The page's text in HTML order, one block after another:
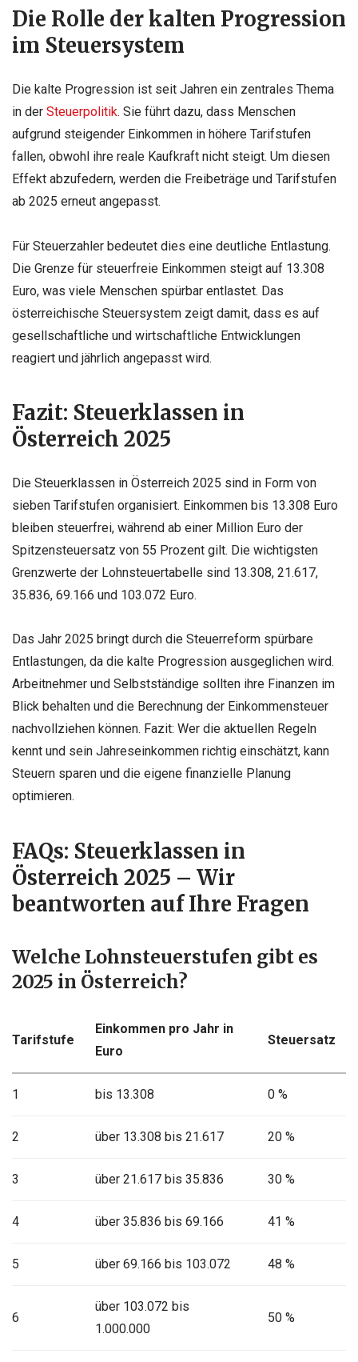
Die Rolle der kalten Progression
im Steuersystem
Die kalte Progression ist seit Jahren ein zentrales Thema
in der Steuerpolitik. Sie führt dazu, dass Menschen
aufgrund steigender Einkommen in höhere Tarifstufen
fallen, obwohl ihre reale Kaufkraft nicht steigt. Um diesen
Effekt abzufedern, werden die Freibeträge und Tarifstufen
ab 2025 erneut angepasst.
Für Steuerzahler bedeutet dies eine deutliche Entlastung.
Die Grenze für steuerfreie Einkommen steigt auf 13.308
Euro, was viele Menschen spürbar entlastet. Das
österreichische Steuersystem zeigt damit, dass es auf
gesellschaftliche und wirtschaftliche Entwicklungen
reagiert und jährlich angepasst wird.
Fazit: Steuerklassen in
Österreich 2025
Die Steuerklassen in Österreich 2025 sind in Form von
sieben Tarifstufen organisiert. Einkommen bis 13.308 Euro
bleiben steuerfrei, während ab einer Million Euro der
Spitzensteuersatz von 55 Prozent gilt. Die wichtigsten
Grenzwerte der Lohnsteuertabelle sind 13.308, 21.617,
35.836, 69.166 und 103.072 Euro.
Das Jahr 2025 bringt durch die Steuerreform spürbare
Entlastungen, da die kalte Progression ausgeglichen wird.
Arbeitnehmer und Selbstständige sollten ihre Finanzen im
Blick behalten und die Berechnung der Einkommensteuer
nachvollziehen können. Fazit: Wer die aktuellen Regeln
kennt und sein Jahreseinkommen richtig einschätzt, kann
Steuern sparen und die eigene finanzielle Planung
optimieren.
FAQs: Steuerklassen in
Österreich 2025 – Wir
beantworten auf Ihre Fragen
Welche Lohnsteuerstufen gibt es
2025 in Österreich?
Tarifstufe
Einkommen pro Jahr in
Euro
Steuersatz
1 bis 13.308 0 %
2 über 13.308 bis 21.617 20 %
3 über 21.617 bis 35.836 30 %
4 über 35.836 bis 69.166 41 %
5 über 69.166 bis 103.072 48 %
6
über 103.072 bis
1.000.000
50 %